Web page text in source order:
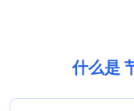
什么是